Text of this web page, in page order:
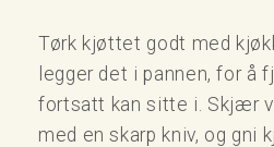
Tørk kjøttet godt med
legger det i pannen, for å
fortsatt kan sitte i. Skjær
med en skarp kniv, og gni